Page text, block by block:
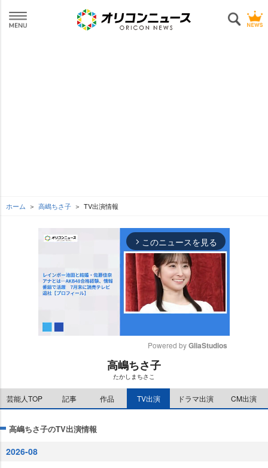
ホーム 高嶋ちさ子 TV出演情報
arrow_forward_ios このニュースを見る
e
Powered by GliaStudios
高嶋ちさ子
たかしまちさこ
芸能人TOP 記事 作品 TV出演 ドラマ出演 CM出演
高嶋ちさ子のTV出演情報
2026-08